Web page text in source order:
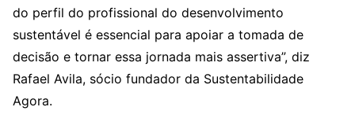
do perfil do profissional do desenvolvimento
sustentável é essencial para apoiar a tomada de
decisão e tornar essa jornada mais assertiva”, diz
Rafael Avila, sócio fundador da Sustentabilidade
Agora.